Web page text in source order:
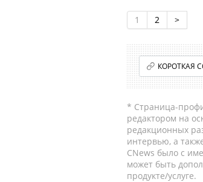
1 2 >
КОРОТКАЯ
* Страница-
редактором на
редакционных
интервью, а
CNews было с
может быть
продукте/услуге.